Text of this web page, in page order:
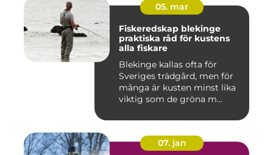
05. mar
Fiskeredskap blekinge
praktiska råd för kustens
alla fiskare
Blekinge kallas ofta för
Sveriges trädgård, men för
många är kusten minst lika
viktig som de gröna m...
07. jan